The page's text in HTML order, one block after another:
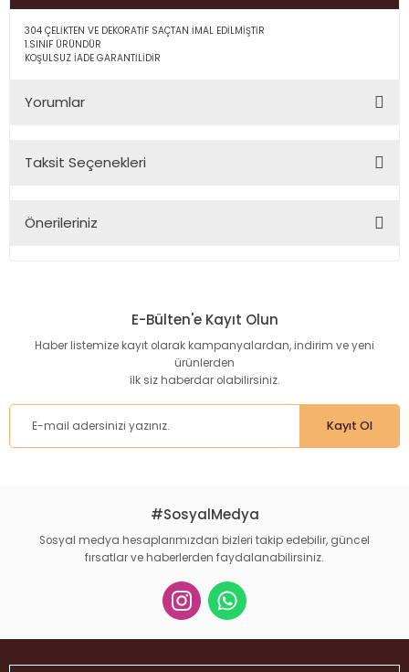
304 ÇELİKTEN VE DEKORATİF SAÇTAN İMAL EDİLMİŞTİR
1.SINIF ÜRÜNDÜR
KOŞULSUZ İADE GARANTİLİDİR
Yorumlar
Taksit Seçenekleri
Önerileriniz
Görüş ve önerileriniz için teşekkür ederiz.
Ürün resmi kalitesiz, bozuk veya görüntülenemiyor.
Ürün bilgilerinde hatalar bulunuyor.
Ürün fiyatı diğer sitelerden daha pahalı.
Gönder
E-Bülten'e Kayıt Olun
Haber listemize kayıt olarak kampanyalardan, indirim ve yeni
ürünlerden
ilk siz haberdar olabilirsiniz.
Kayıt Ol
#SosyalMedya
Sosyal medya hesaplarımızdan bizleri takip edebilir, güncel
fırsatlar ve haberlerden faydalanabilirsiniz.